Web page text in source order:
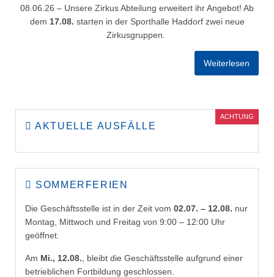
08.06.26 – Unsere Zirkus Abteilung erweitert ihr Angebot! Ab
dem 17.08. starten in der Sporthalle Haddorf zwei neue
Zirkusgruppen.
Weiterlesen
ACHTUNG
AKTUELLE AUSFÄLLE
SOMMERFERIEN
Die Geschäftsstelle ist in der Zeit vom 02.07. – 12.08. nur
Montag, Mittwoch und Freitag von 9:00 – 12:00 Uhr
geöffnet.
Am Mi., 12.08. , bleibt die Geschäftsstelle aufgrund einer
betrieblichen Fortbildung geschlossen.